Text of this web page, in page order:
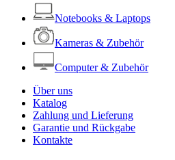
Notebooks & Laptops
Kameras & Zubehör
Computer & Zubehör
Über uns
Katalog
Zahlung und Lieferung
Garantie und Rückgabe
Kontakte